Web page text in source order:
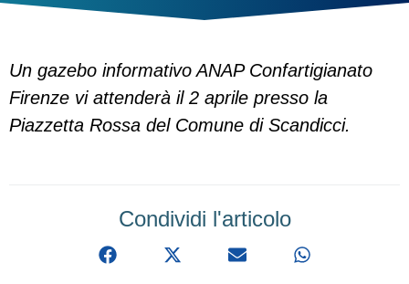
Un gazebo informativo ANAP Confartigianato
Firenze vi attenderà il 2 aprile presso la
Piazzetta Rossa del Comune di Scandicci.
Condividi l'articolo